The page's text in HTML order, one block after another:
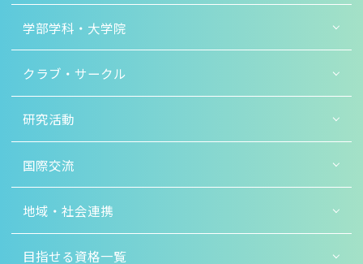
学部学科・大学院
クラブ・サークル
研究活動
国際交流
地域・社会連携
目指せる資格一覧